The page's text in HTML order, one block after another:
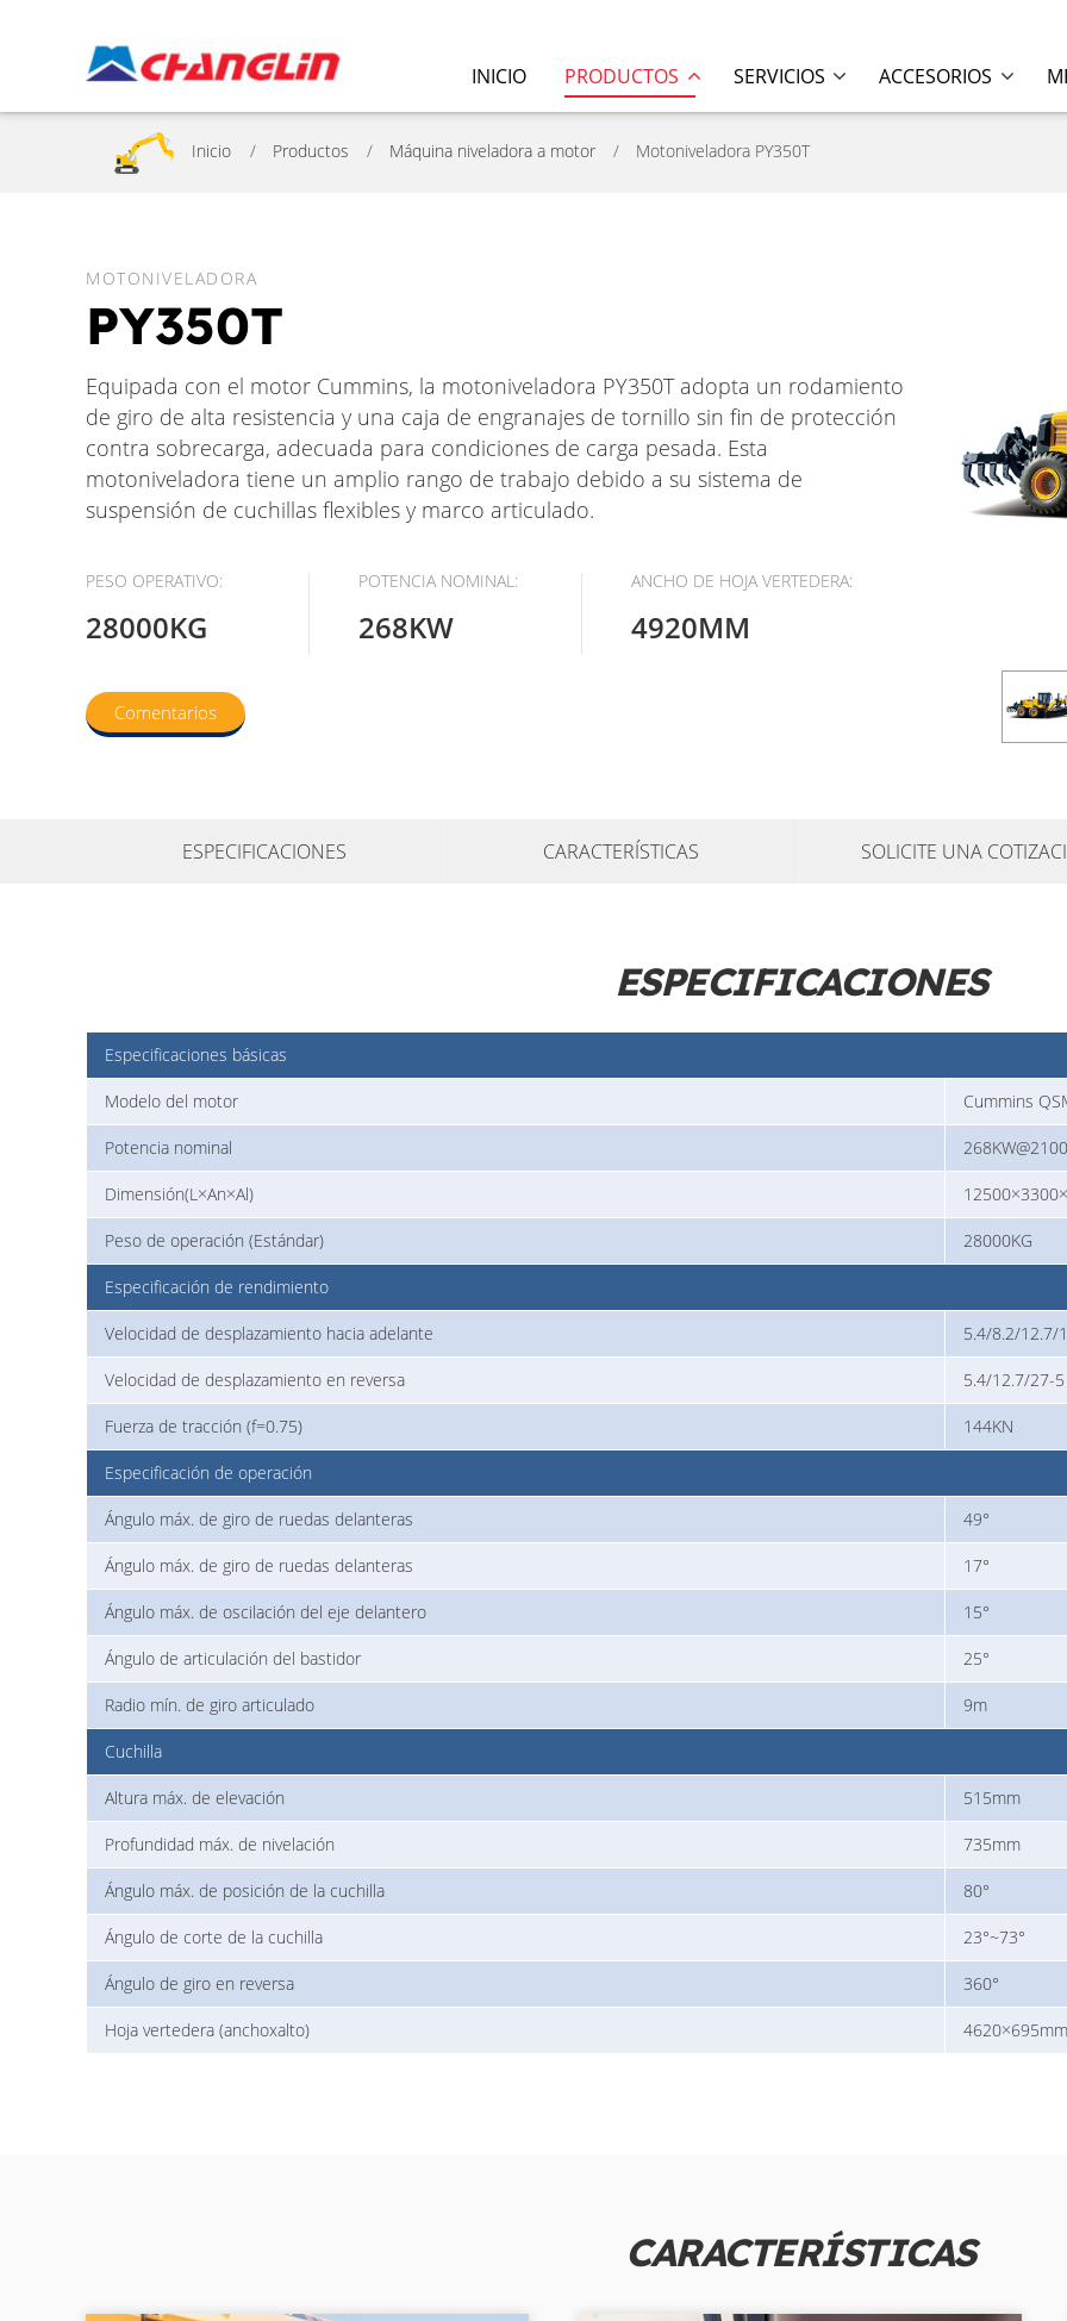
INICIO PRODUCTOS SERVICIOS ACCESORIOS
Inicio Productos Máquina niveladora a motor Motoniveladora PY350T
MOTONIVELADORA
PY350T
Equipada con el motor Cummins, la motoniveladora PY350T adopta un rodamiento
de giro de alta resistencia y una caja de engranajes de tornillo sin fin de protección
contra sobrecarga, adecuada para condiciones de carga pesada. Esta
motoniveladora tiene un amplio rango de trabajo debido a su sistema de
suspensión de cuchillas flexibles y marco articulado.
PESO OPERATIVO:
28000KG
POTENCIA NOMINAL:
268KW
ANCHO DE HOJA VERTEDERA:
4920MM
Comentarios
ESPECIFICACIONES CARACTERÍSTICAS SOLICITE UNA
ESPECIFICACIONES
Especificaciones básicas
Modelo del motor Cummins
Potencia nominal
Dimensión(L×An×Al)
Peso de operación (Estándar) 28000KG
Especificación de rendimiento
Velocidad de desplazamiento hacia adelante 5.4/8.2/12.7/
Velocidad de desplazamiento en reversa 5.4/12.7/27-5
Fuerza de tracción (f=0.75) 144KN
Especificación de operación
Ángulo máx. de giro de ruedas delanteras 49°
Ángulo máx. de giro de ruedas delanteras 17°
Ángulo máx. de oscilación del eje delantero 15°
Ángulo de articulación del bastidor 25°
Radio mín. de giro articulado 9m
Cuchilla
Altura máx. de elevación 515mm
Profundidad máx. de nivelación 735mm
Ángulo máx. de posición de la cuchilla 80°
Ángulo de corte de la cuchilla 23°~73°
Ángulo de giro en reversa 360°
Hoja vertedera (anchoxalto) 4620×695mm
CARACTERÍSTICAS